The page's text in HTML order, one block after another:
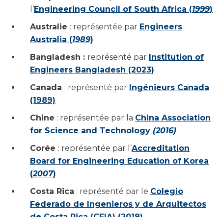
l’Engineering Council of South Africa (1999)
Australie : représentée par Engineers
Australia (1989)
Bangladesh : représenté par Institution of
Engineers Bangladesh (2023)
Canada : représenté par Ingénieurs Canada
(1989)
Chine : représentée par la China Association
for Science and Technology (2016)
Corée : représentée par l’Accreditation
Board for Engineering Education of Korea
(2007)
Costa Rica : représenté par le Colegio
Federado de Ingenieros y de Arquitectos